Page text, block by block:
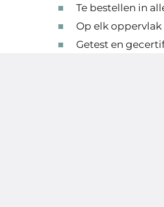
Op elk
Getest en